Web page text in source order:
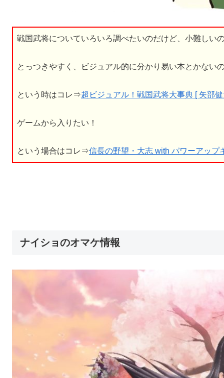
戦国武将についていろいろ調べたいのだけど、小難しい
とっつきやすく、ビジュアル的に分かり易い本とかない
という時はコレ⇒超ビジュアル！戦国武将大事典 [ 矢部
ゲームから入りたい！
という場合はコレ⇒信長の野望・大志 with パワーアップ
ナイショのオマケ情報